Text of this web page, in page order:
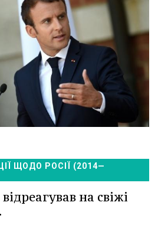
ЩОДО РОСІЇ (2014—
на свіжі